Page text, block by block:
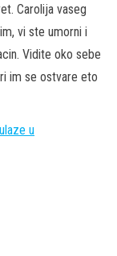
Carolija vaseg
vi ste umorni i
Vidite oko sebe
im se ostvare eto
u